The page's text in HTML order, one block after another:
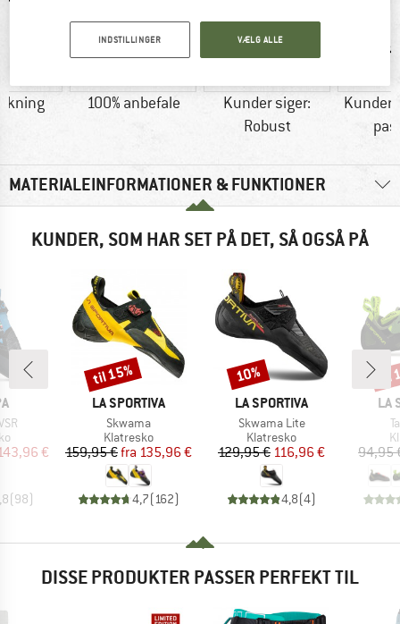
100% anbefale
Kunder siger:
Robust
Kunder
MATERIALEINFORMATIONER & FUNKTIONER
KUNDER, SOM HAR SET PÅ DET, SÅ OGSÅ PÅ
pris
€
(98)
MÆRKE
LA SPORTIVA
Artikel
Skwama
Produktgruppe
Klatresko
Pris
159,95 € Nedsat pris
fra 135,96 €
4,7( 162)
Rabat
til 15%
MÆRKE
LA SPORTIVA
Artikel
Skwama Lite
Produktgruppe
Klatresko
Pris
129,95 €Nedsat pris
116,96 €
4,8(4)
Rabat
10%
LA
94,95
DISSE PRODUKTER PASSER PERFEKT TIL
INDSTILLINGER VÆLG ALLE